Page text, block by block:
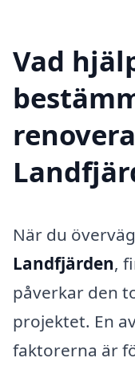
Vad
När du
Landfjärden,
påverkar den
projektet. En
faktorerna är